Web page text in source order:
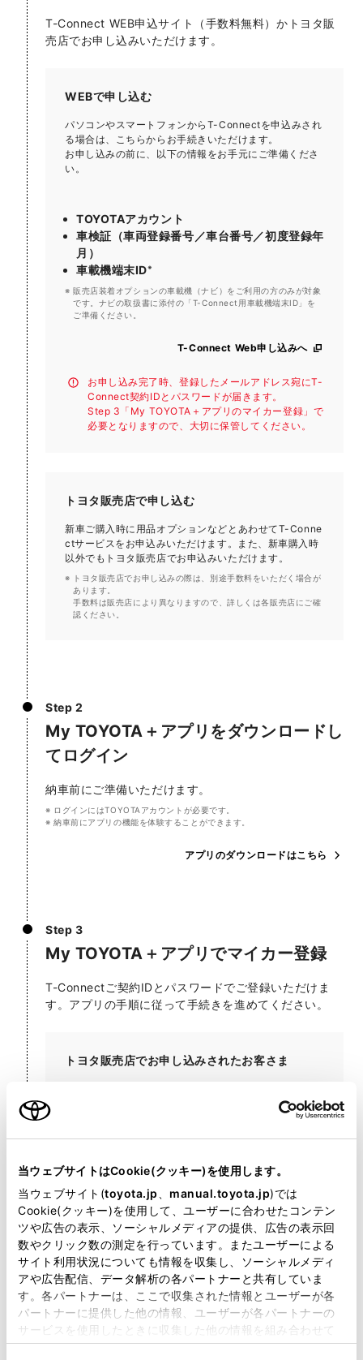
当ウェブサイトはCookie(クッキー)を使用します。
当ウェブサイト(toyota.jp manual.toyota.jp)では
Cookie(クッキー)を使用して、ユーザーに合わせたコンテン
ツや広告の表示、ソーシャルメディアの提供、広告の表示回
数やクリック数の測定を行っています。またユーザーによる
サイト利用状況についても情報を収集し、ソーシャルメディ
アや広告配信、データ解析の各パートナーと共有していま
す。各パートナーは、ここで収集された情報とユーザーが各
パートナーに提供した他の情報、ユーザーが各パートナーの
サービスを使用したときに収集した他の情報を組み合わせて
使用することがあります。当ウェブサイトの使用を続行する
T-Connect WEB申込サイト（手数料無料）か トヨタ販
売店でお申し込みいただけます。
WEBで申し込む
パソコンやスマートフォンからT-Connectを申込みされ
る場合は、こちらからお手続きいただけます。
お申し込みの前に、以下の情報をお手元にご準備くださ
い。
TOYOTAアカウント
車検証（車両登録番号／車台番号／初度登録年
月）
車載機端末ID※
販売店装着オプションの車載機（ナビ）をご利用の方のみが対象
です。ナビの取扱書に添付の「T-Connect用車載機端末ID」を
ご準備ください。
T-Connect Web申し込みへ
お申し込み完了時、登録したメールアドレス宛にT-
Connect契約IDとパスワードが届きます。
Step 3「My TOYOTA＋アプリのマイカー登録」で
必要となりますので、大切に保管してください。
トヨタ販売店で申し込む
新車ご購入時に用品オプションなどとあわせてT-Conne
ctサービスをお申込みいただけます。また、新車購入時
以外でもトヨタ販売店でお申込みいただけます。
トヨタ販売店でお申し込みの際は、別途手数料をいただく場合が
あります。
​手数料は販売店により異なりますので、詳しくは各販売店にご確
認ください。
Step 2
My TOYOTA＋アプリをダウンロードし
てログイン
納車前にご準備いただけます。
ログインにはTOYOTAアカウントが必要です。
納車前にアプリの機能を体験することができます。
アプリのダウンロードはこちら
Step 3
My TOYOTA＋アプリでマイカー登録
T-Connectご契約IDとパスワードでご登録いただけま
す。アプリの手順に従って手続きを進めてください。
トヨタ販売店でお申し込みされたお客さま
る「T-Connectご利用申込書」に記載されています。
合は、変更後のパスワードをご利用下さい。